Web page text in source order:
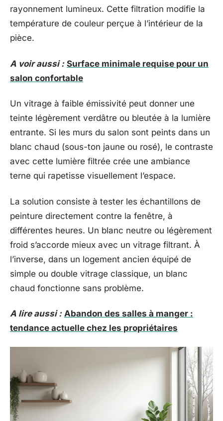
rayonnement lumineux. Cette filtration modifie la
température de couleur perçue à l’intérieur de la
pièce.
A voir aussi : Surface minimale requise pour un
salon confortable
Un vitrage à faible émissivité peut donner une
teinte légèrement verdâtre ou bleutée à la lumière
entrante. Si les murs du salon sont peints dans un
blanc chaud (sous-ton jaune ou rosé), le contraste
avec cette lumière filtrée crée une ambiance
terne qui rapetisse visuellement l’espace.
La solution consiste à tester les échantillons de
peinture directement contre la fenêtre, à
différentes heures. Un blanc neutre ou légèrement
froid s’accorde mieux avec un vitrage filtrant. À
l’inverse, dans un logement ancien équipé de
simple ou double vitrage classique, un blanc
chaud fonctionne sans problème.
A lire aussi : Abandon des salles à manger :
tendance actuelle chez les propriétaires